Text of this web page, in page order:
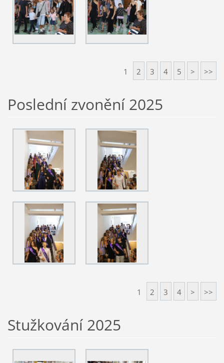
1 2 3 4 5 > >>
Poslední zvonění 2025
1 2 3 4 > >>
Stužkování 2025